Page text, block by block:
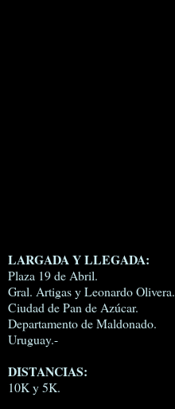
LARGADA Y LLEGADA:
Plaza 19 de Abril.
Gral. Artigas y Leonardo Olivera.
Ciudad de Pan de Azúcar.
Departamento de Maldonado.
Uruguay.-
DISTANCIAS:
10K y 5K.